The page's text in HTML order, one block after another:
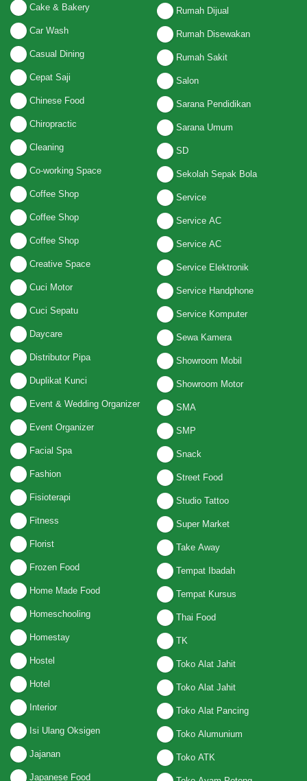
Cake & Bakery
Car Wash
Casual Dining
Cepat Saji
Chinese Food
Chiropractic
Cleaning
Co-working Space
Coffee Shop
Coffee Shop
Coffee Shop
Creative Space
Cuci Motor
Cuci Sepatu
Daycare
Distributor Pipa
Duplikat Kunci
Event & Wedding Organizer
Event Organizer
Facial Spa
Fashion
Fisioterapi
Fitness
Florist
Frozen Food
Home Made Food
Homeschooling
Homestay
Hostel
Hotel
Interior
Isi Ulang Oksigen
Jajanan
Japanese Food
Rumah Dijual
Rumah Disewakan
Rumah Sakit
Salon
Sarana Pendidikan
Sarana Umum
SD
Sekolah Sepak Bola
Service
Service AC
Service AC
Service Elektronik
Service Handphone
Service Komputer
Sewa Kamera
Showroom Mobil
Showroom Motor
SMA
SMP
Snack
Street Food
Studio Tattoo
Super Market
Take Away
Tempat Ibadah
Tempat Kursus
Thai Food
TK
Toko Alat Jahit
Toko Alat Jahit
Toko Alat Pancing
Toko Alumunium
Toko ATK